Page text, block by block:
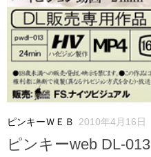
ピンキーＷＥＢ 2010年4月16日
ピンキーweb DL-013